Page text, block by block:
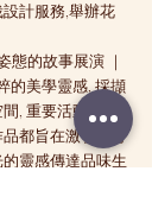
計服務,舉辦花
態的故事展演 ｜
的美學靈感, 採擷
, 重要活動營造
都旨在激發美好
靈感傳達品味生